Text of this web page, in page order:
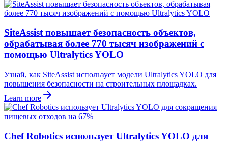
SiteAssist повышает безопасность объектов,
обрабатывая более 770 тысяч изображений с
помощью Ultralytics YOLO
Узнай, как SiteAssist использует модели Ultralytics YOLO для
повышения безопасности на строительных площадках.
Learn more
Chef Robotics использует Ultralytics YOLO для